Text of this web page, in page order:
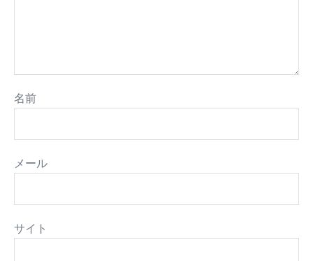
名前
メール
サイト